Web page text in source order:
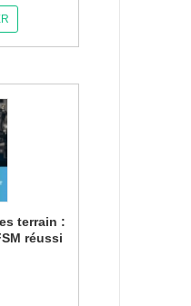
terrain :
réussi